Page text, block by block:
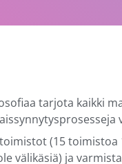
tarjota kaikki
(15 toimistoa
välikäsiä) ja